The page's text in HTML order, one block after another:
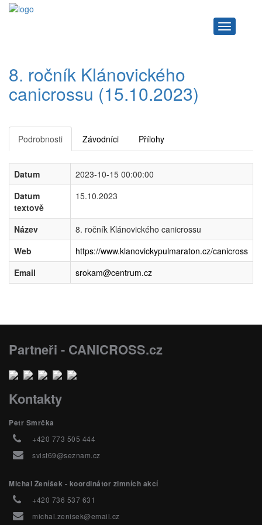
Navigace
8. ročník Klánovického
canicrossu (15.10.2023)
Podrobnosti Závodníci Přílohy
Datum
2023-10-15 00:00:00
Datum
textově
15.10.2023
Název
8. ročník Klánovického canicrossu
Web
https://www.klanovickypulmaraton.cz/canicross
Email
srokam@centrum.cz
Partneři - CANICROSS.cz
Kontakty
Petr Smrčka
+420 773 505 444
svist69@seznam.cz
Michal Ženíšek - koordinátor zimních akcí
+420 736 537 631
michal.zenisek@email.cz